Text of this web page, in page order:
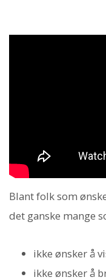
Blant folk som
det ganske mange
ikke ønsker å
ikke ønsker å